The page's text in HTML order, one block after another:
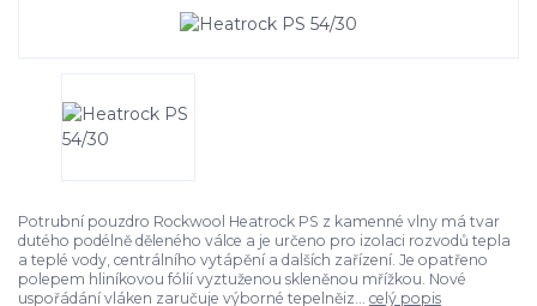
Potrubní pouzdro Rockwool Heatrock PS z kamenné vlny má tvar
dutého podélně děleného válce a je určeno pro izolaci rozvodů tepla
a teplé vody, centrálního vytápění a dalších zařízení. Je opatřeno
polepem hliníkovou fólií vyztuženou skleněnou mřížkou. Nové
uspořádání vláken zaručuje výborné tepelněiz... celý popis